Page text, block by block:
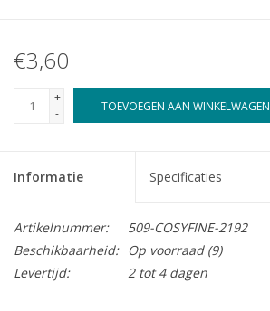
€3,60
+
-
TOEVOEGEN AAN WINKELWAGEN
Informatie Specificaties
Artikelnummer:
509-COSYFINE-2192
Beschikbaarheid:
Op voorraad(9)
Levertijd:
2 tot 4 dagen